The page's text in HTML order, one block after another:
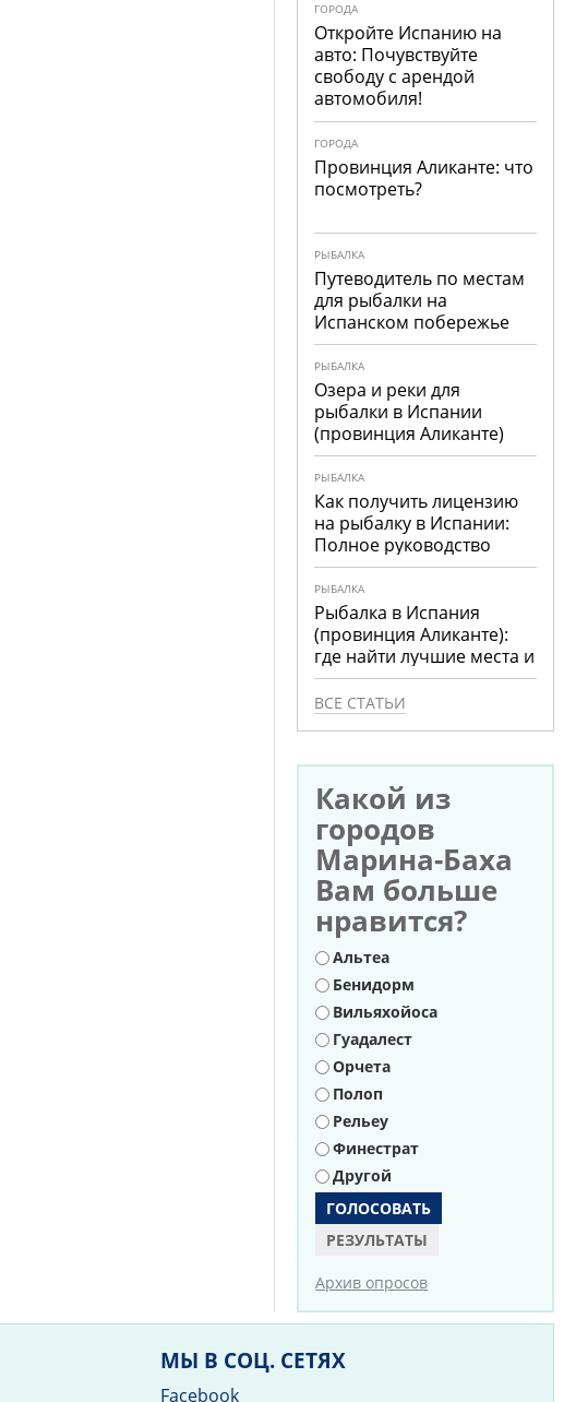
ГОРОДА
Откройте Испанию на
авто: Почувствуйте
свободу с арендой
автомобиля!
ГОРОДА
Провинция Аликанте: что
посмотреть?
РЫБАЛКА
Путеводитель по местам
для рыбалки на
Испанском побережье
РЫБАЛКА
Озера и реки для
рыбалки в Испании
(провинция Аликанте)
РЫБАЛКА
Как получить лицензию
на рыбалку в Испании:
Полное руководство
РЫБАЛКА
Рыбалка в Испания
(провинция Аликанте):
где найти лучшие места и
что ловить
ВСЕ СТАТЬИ
Какой из
городов
Марина-Баха
Вам больше
нравится?
Варианты
Альтеа
Бенидорм
Вильяхойоса
Гуадалест
Орчета
Полоп
Рельеу
Финестрат
Другой
РЕЗУЛЬТАТЫ
Архив опросов
МЫ В СОЦ. СЕТЯХ
Facebook